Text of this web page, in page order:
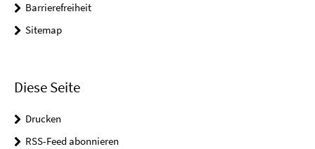
Barrierefreiheit
Sitemap
Diese Seite
Drucken
RSS-Feed abonnieren